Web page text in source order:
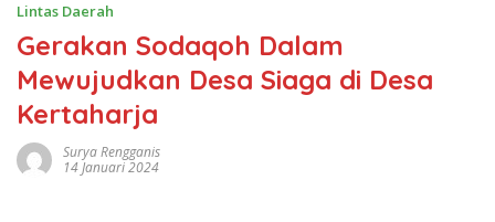
Lintas Daerah
Gerakan Sodaqoh Dalam
Mewujudkan Desa Siaga di Desa
Kertaharja
Surya Rengganis
14 Januari 2024